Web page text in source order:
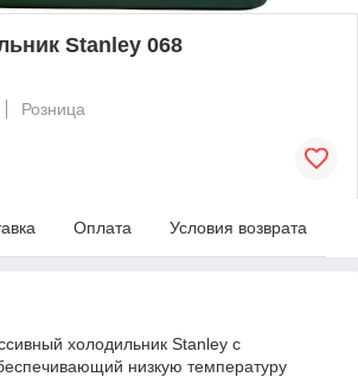
Stanley 068
Розница
Оплата Условия возврата
холодильник Stanley с
низкую температуру